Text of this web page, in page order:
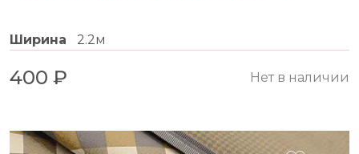
Ширина 2.2м
400 ₽ Нет в наличии